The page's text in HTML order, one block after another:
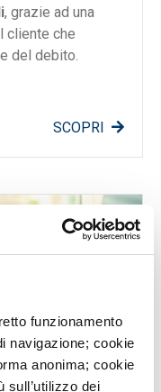
funzionamento
navigazione; cookie
anonima; cookie
sull’utilizzo dei
, grazie ad una
cliente che
del debito.
SCOPRI
Casa